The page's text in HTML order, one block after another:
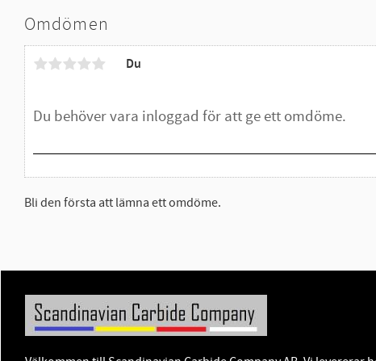
Omdömen
Du
Bli den första att lämna ett omdöme.